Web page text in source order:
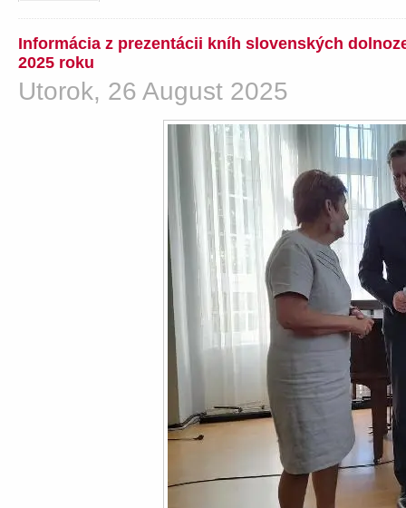
Informácia z prezentácii kníh slovenských
2025 roku
Utorok, 26 August 2025